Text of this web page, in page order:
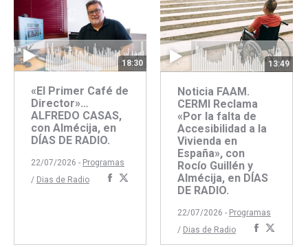
18:30
«El Primer Café de
Director»…
ALFREDO CASAS,
con Almécija, en
DÍAS DE RADIO.
22/07/2026 - Programas
/ Dias de Radio
Compartir
13:49
Noticia FAAM.
CERMI Reclama
«Por la falta de
Accesibilidad a la
Vivienda en
España», con
Rocío Guillén y
Almécija, en DÍAS
DE RADIO.
22/07/2026 - Programas
/ Dias de Radio
Compartir
concon